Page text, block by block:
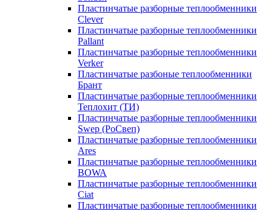
Пластинчатые разборные теплообменники
Clever
Пластинчатые разборные теплообменники
Pallant
Пластинчатые разборные теплообменники
Verker
Пластинчатые разбоные теплообменники
Брант
Пластинчатые разборные теплообменники
Теплохит (ТИ)
Пластинчатые разборные теплообменники
Swep (РоСвеп)
Пластинчатые разборные теплообменники
Ares
Пластинчатые разборные теплообменники
BOWA
Пластинчатые разборные теплообменники
Ciat
Пластинчатые разборные теплообменники